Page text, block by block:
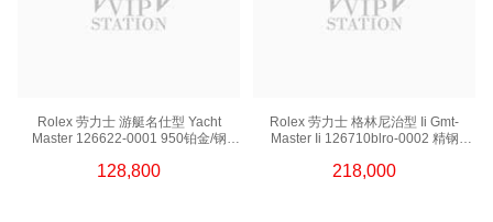
Rolex 劳力士 游艇名仕型 Yacht
Master 126622-0001 950铂金/钢
128,800
Rolex 劳力士 格林尼治型 Ii Gmt-
Master Ii 126710blro-0002 精钢
218,000